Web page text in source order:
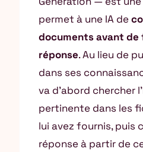
permet à une IA de
documents avant de
réponse. Au lieu de
dans ses
va d’abord chercher
pertinente dans les
lui avez fournis, puis
réponse à partir de